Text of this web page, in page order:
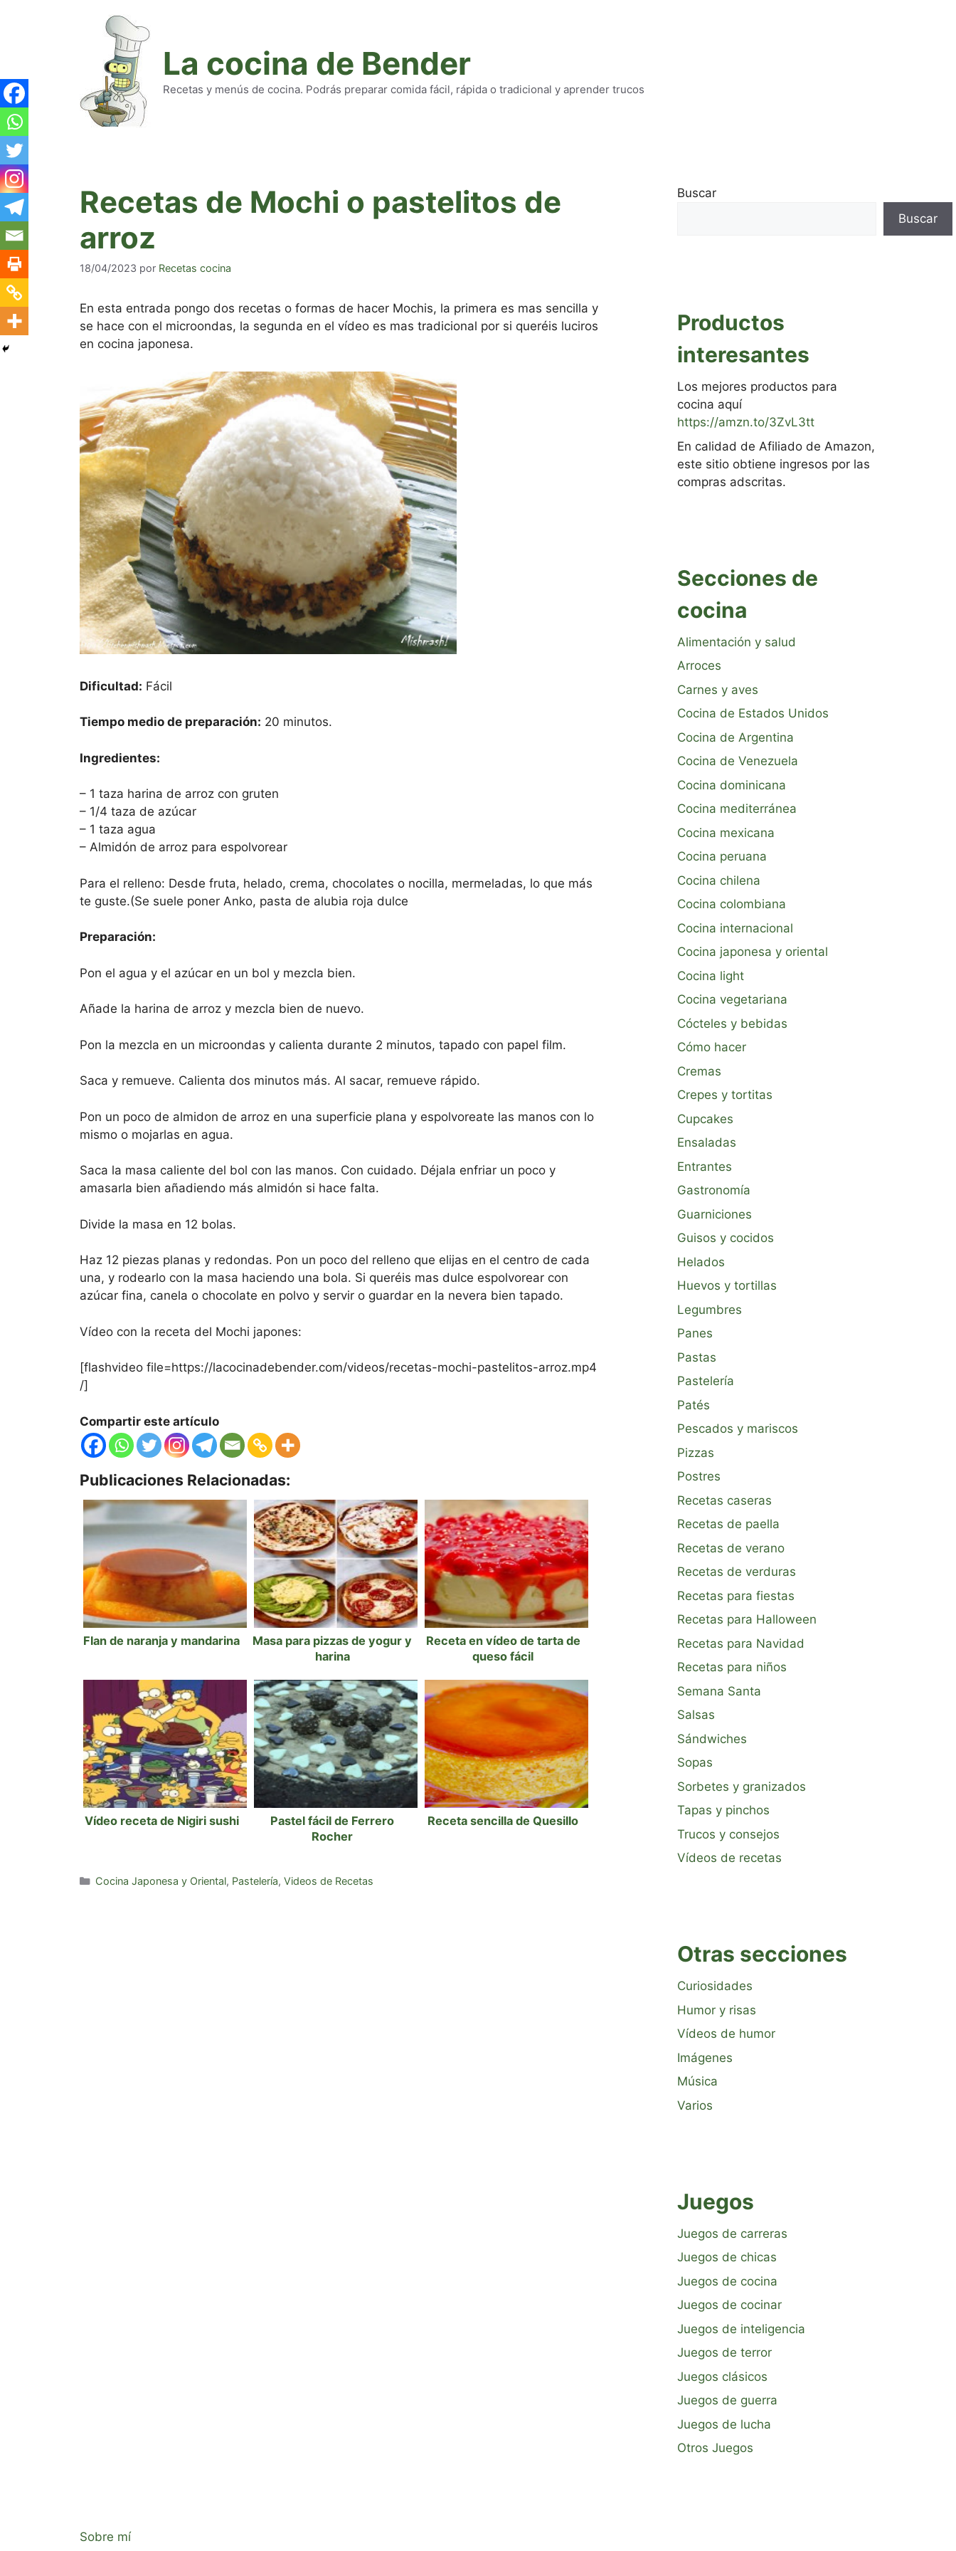
La cocina de Bender
Recetas y menús de cocina. Podrás preparar comida fácil, rápida o tradicional y aprender trucos
Recetas de Mochi o pastelitos de
arroz
18/04/2023 por Recetas cocina
En esta entrada pongo dos recetas o formas de hacer Mochis, la primera es mas sencilla y
se hace con el microondas, la segunda en el vídeo es mas tradicional por si queréis luciros
en cocina japonesa.
Dificultad: Fácil
Tiempo medio de preparación: 20 minutos.
Ingredientes:
– 1 taza harina de arroz con gruten
– 1/4 taza de azúcar
– 1 taza agua
– Almidón de arroz para espolvorear
Para el relleno: Desde fruta, helado, crema, chocolates o nocilla, mermeladas, lo que más
te guste.(Se suele poner Anko, pasta de alubia roja dulce
Preparación:
Pon el agua y el azúcar en un bol y mezcla bien.
Añade la harina de arroz y mezcla bien de nuevo.
Pon la mezcla en un microondas y calienta durante 2 minutos, tapado con papel film.
Saca y remueve. Calienta dos minutos más. Al sacar, remueve rápido.
Pon un poco de almidon de arroz en una superficie plana y espolvoreate las manos con lo
mismo o mojarlas en agua.
Saca la masa caliente del bol con las manos. Con cuidado. Déjala enfriar un poco y
amasarla bien añadiendo más almidón si hace falta.
Divide la masa en 12 bolas.
Haz 12 piezas planas y redondas. Pon un poco del relleno que elijas en el centro de cada
una, y rodearlo con la masa haciendo una bola. Si queréis mas dulce espolvorear con
azúcar fina, canela o chocolate en polvo y servir o guardar en la nevera bien tapado.
Vídeo con la receta del Mochi japones:
[flashvideo file=https://lacocinadebender.com/videos/recetas-mochi-pastelitos-arroz.mp4
/]
Compartir este artículo
Publicaciones Relacionadas:
Flan de naranja y mandarina
Masa para pizzas de yogur y
harina
Receta en vídeo de tarta de
queso fácil
Vídeo receta de Nigiri sushi
Pastel fácil de Ferrero
Rocher
Receta sencilla de Quesillo
Categorías
Cocina Japonesa y Oriental, Pastelería, Videos de Recetas
Buscar
Buscar
Productos
interesantes
Los mejores productos para
cocina aquí
https://amzn.to/3ZvL3tt
En calidad de Afiliado de Amazon,
este sitio obtiene ingresos por las
compras adscritas.
Secciones de
cocina
Alimentación y salud
Arroces
Carnes y aves
Cocina de Estados Unidos
Cocina de Argentina
Cocina de Venezuela
Cocina dominicana
Cocina mediterránea
Cocina mexicana
Cocina peruana
Cocina chilena
Cocina colombiana
Cocina internacional
Cocina japonesa y oriental
Cocina light
Cocina vegetariana
Cócteles y bebidas
Cómo hacer
Cremas
Crepes y tortitas
Cupcakes
Ensaladas
Entrantes
Gastronomía
Guarniciones
Guisos y cocidos
Helados
Huevos y tortillas
Legumbres
Panes
Pastas
Pastelería
Patés
Pescados y mariscos
Pizzas
Postres
Recetas caseras
Recetas de paella
Recetas de verano
Recetas de verduras
Recetas para fiestas
Recetas para Halloween
Recetas para Navidad
Recetas para niños
Semana Santa
Salsas
Sándwiches
Sopas
Sorbetes y granizados
Tapas y pinchos
Trucos y consejos
Vídeos de recetas
Otras secciones
Curiosidades
Humor y risas
Vídeos de humor
Imágenes
Música
Varios
Juegos
Juegos de carreras
Juegos de chicas
Juegos de cocina
Juegos de cocinar
Juegos de inteligencia
Juegos de terror
Juegos clásicos
Juegos de guerra
Juegos de lucha
Otros Juegos
Sobre mí